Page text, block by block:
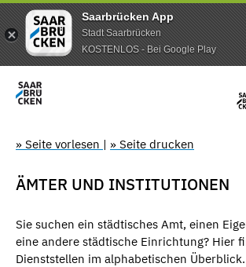
Saarbrücken App
Stadt Saarbrücken
KOSTENLOS - Bei Google Play
» Seite vorlesen | » Seite drucken
ÄMTER UND INSTITUTIONEN
Sie suchen ein städtisches Amt, einen
eine andere städtische Einrichtung? Hier
Dienststellen im alphabetischen Überblick.